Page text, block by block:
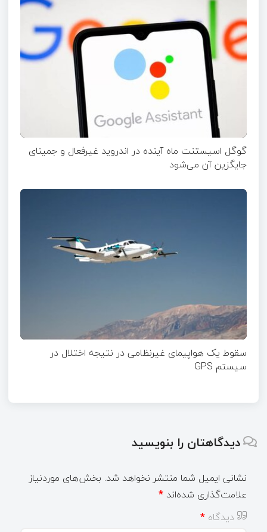
گوگل اسیستنت ماه آینده در اندروید غیرفعال و جمینای
جایگزین آن می‌شود
سقوط یک هواپیمای غیرنظامی در نتیجه اختلال در
سیستم‌ GPS
دیدگاهتان را بنویسید
نشانی ایمیل شما منتشر نخواهد شد. بخش‌های موردنیاز
علامت‌گذاری شده‌اند *
دیدگاه *